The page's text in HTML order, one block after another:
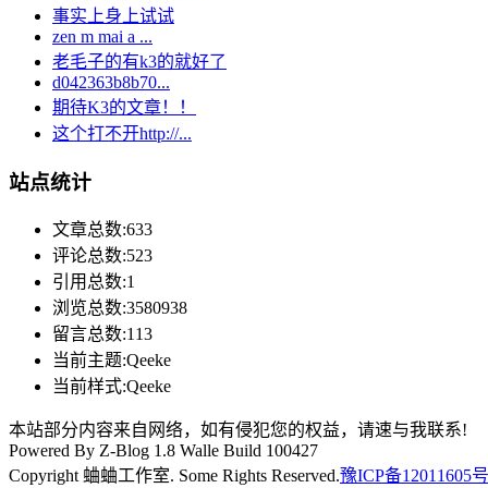
事实上身上试试
zen m mai a ...
老毛子的有k3的就好了
d042363b8b70...
期待K3的文章！！
这个打不开http://...
站点统计
文章总数:633
评论总数:523
引用总数:1
浏览总数:3580938
留言总数:113
当前主题:Qeeke
当前样式:Qeeke
本站部分内容来自网络，如有侵犯您的权益，请速与我联系!
Powered By Z-Blog 1.8 Walle Build 100427
Copyright 蛐蛐工作室. Some Rights Reserved.豫ICP备12011605